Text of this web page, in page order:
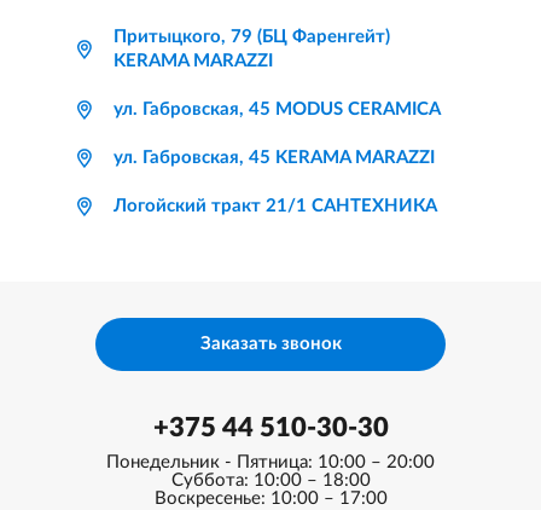
Притыцкого, 79 (БЦ Фаренгейт)
KERAMA MARAZZI
ул. Габровская, 45 MODUS CERAMICA
ул. Габровская, 45 KERAMA MARAZZI
Логойский тракт 21/1 САНТЕХНИКА
+375 44 510-30-30
Понедельник - Пятница: 10:00 – 20:00
Суббота: 10:00 – 18:00
Воскресенье: 10:00 – 17:00
Заказать звонок